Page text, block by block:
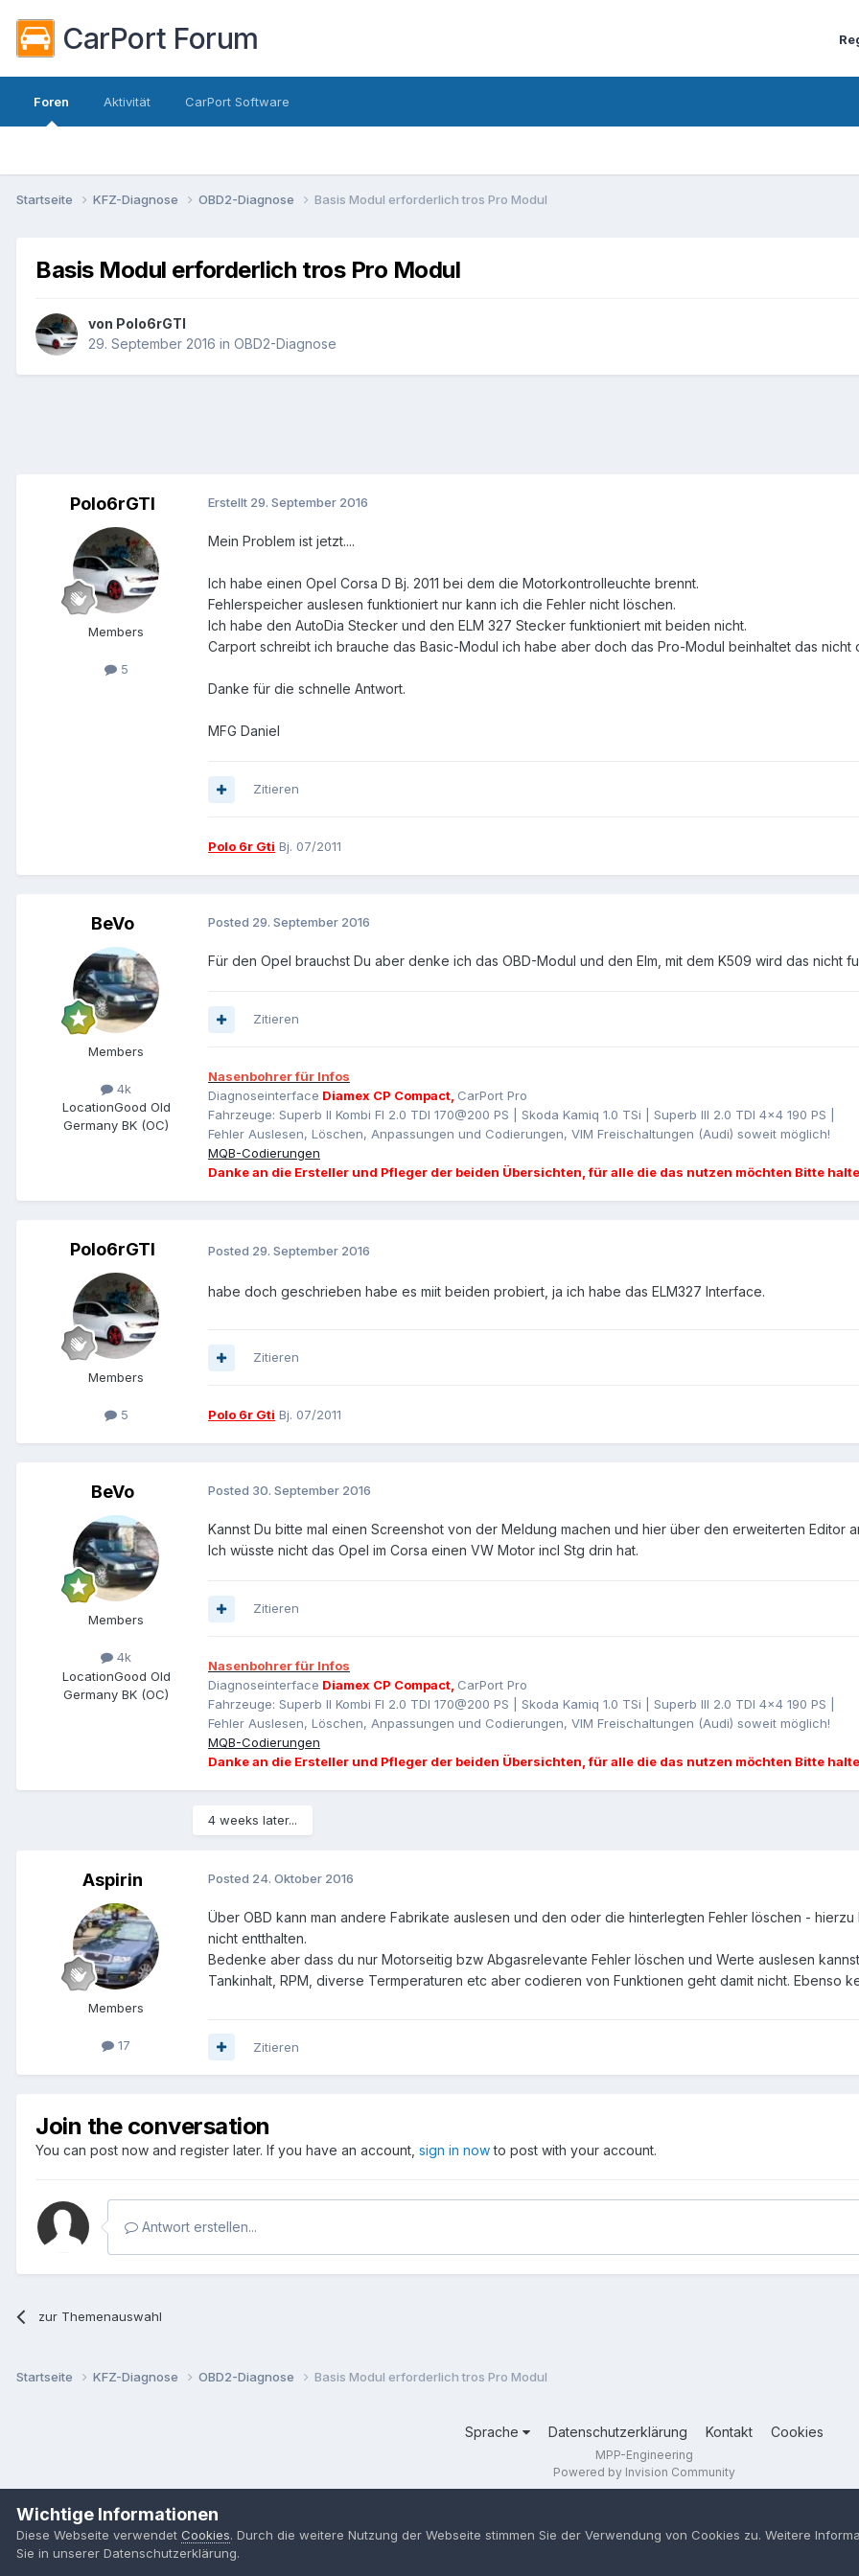
CarPort Forum
Foren Aktivität CarPort Software
Startseite KFZ-Diagnose OBD2-Diagnose Basis Modul erforderlich tros Pro Modul
Basis Modul erforderlich tros Pro Modul
von Polo6rGTI
29. September 2016 in OBD2-Diagnose
Polo6rGTI
Members
5
Erstellt 29. September 2016
Mein Problem ist jetzt....
Ich habe einen Opel Corsa D Bj. 2011 bei dem die Motorkontrolleuchte brennt.
Fehlerspeicher auslesen funktioniert nur kann ich die Fehler nicht löschen.
Ich habe den AutoDia Stecker und den ELM 327 Stecker funktioniert mit beiden nicht.
Carport schreibt ich brauche das Basic-Modul ich habe aber doch das Pro-Modul beinhaltet das nicht
Danke für die schnelle Antwort.
MFG Daniel
Zitieren
Polo 6r Gti Bj. 07/2011
BeVo
Members
4k
LocationGood Old
Germany BK (OC)
Posted 29. September 2016
Für den Opel brauchst Du aber denke ich das OBD-Modul und den Elm, mit dem K509 wird das nicht
Zitieren
Nasenbohrer für Infos
Diagnoseinterface Diamex CP Compact, CarPort Pro
Fahrzeuge: Superb II Kombi Fl 2.0 TDI 170@200 PS | Skoda Kamiq 1.0 TSi | Superb III 2.0 TDI 4x4 190 PS |
Fehler Auslesen, Löschen, Anpassungen und Codierungen, VIM Freischaltungen (Audi) soweit möglich!
MQB-Codierungen
Danke an die Ersteller und Pfleger der beiden Übersichten, für alle die das nutzen möchten Bitte
Polo6rGTI
Members
5
Posted 29. September 2016
habe doch geschrieben habe es miit beiden probiert, ja ich habe das ELM327 Interface.
Zitieren
Polo 6r Gti Bj. 07/2011
BeVo
Members
4k
LocationGood Old
Germany BK (OC)
Posted 30. September 2016
Kannst Du bitte mal einen Screenshot von der Meldung machen und hier über den erweiterten Editor
Ich wüsste nicht das Opel im Corsa einen VW Motor incl Stg drin hat.
Zitieren
Nasenbohrer für Infos
Diagnoseinterface Diamex CP Compact, CarPort Pro
Fahrzeuge: Superb II Kombi Fl 2.0 TDI 170@200 PS | Skoda Kamiq 1.0 TSi | Superb III 2.0 TDI 4x4 190 PS |
Fehler Auslesen, Löschen, Anpassungen und Codierungen, VIM Freischaltungen (Audi) soweit möglich!
MQB-Codierungen
Danke an die Ersteller und Pfleger der beiden Übersichten, für alle die das nutzen möchten Bitte
4 weeks later...
Aspirin
Members
17
Posted 24. Oktober 2016
Über OBD kann man andere Fabrikate auslesen und den oder die hinterlegten Fehler löschen -
nicht entthalten.
Bedenke aber dass du nur Motorseitig bzw Abgasrelevante Fehler löschen und Werte auslesen
Tankinhalt, RPM, diverse Termperaturen etc aber codieren von Funktionen geht damit nicht. Ebenso
Zitieren
Join the conversation
You can post now and register later. If you have an account, sign in nowto post with your account.
Antwort erstellen...
zur Themenauswahl
Startseite KFZ-Diagnose OBD2-Diagnose Basis Modul erforderlich tros Pro Modul
Sprache Datenschutzerklärung Kontakt Cookies
MPP-Engineering
Powered by Invision Community
Wichtige Informationen
Diese Webseite verwendet Cookies. Durch die weitere Nutzung der Webseite stimmen Sie der Verwendung von Cookies zu. Weitere
Sie in unserer Datenschutzerklärung.